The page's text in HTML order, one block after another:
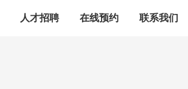
人才招聘 在线预约 联系我们